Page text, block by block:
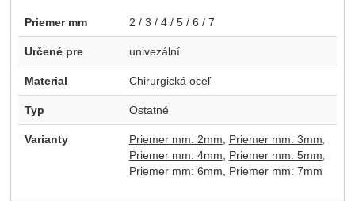
Priemer mm 2 / 3 / 4 / 5 / 6 / 7
Určené pre univezální
Material Chirurgická oceľ
Typ Ostatné
Varianty Priemer mm: 2mm
Priemer mm: 3mm
Priemer mm: 4mm
Priemer mm: 5mm
Priemer mm: 6mm
Priemer mm: 7mm